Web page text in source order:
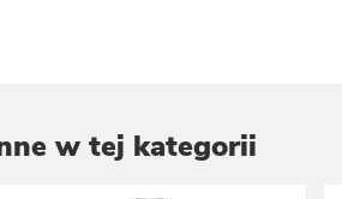
w tej kategorii